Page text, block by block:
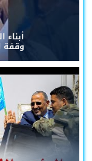
وقفة